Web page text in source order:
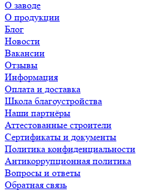
О заводе
О продукции
Блог
Новости
Вакансии
Отзывы
Информация
Оплата и доставка
Школа благоустройства
Наши партнёры
Аттестованные строители
Сертификаты и документы
Политика конфиденциальности
Антикоррупционная политика
Вопросы и ответы
Обратная связь